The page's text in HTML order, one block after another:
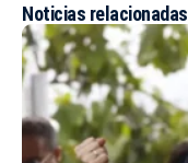
Noticias relacionadas